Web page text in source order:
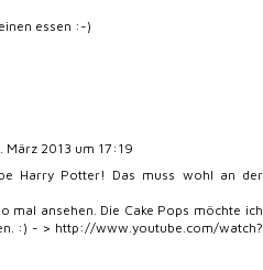
essen :-)
März 2013 um 17:19
Harry Potter! Das muss wohl an der
mal ansehen. Die Cake Pops möchte ich
:) - > http://www.youtube.com/watch?